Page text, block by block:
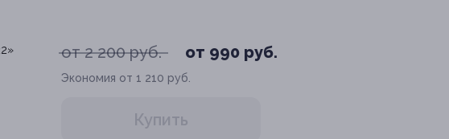
от 2 200 руб. от 990 руб.
Экономия от 1 210 руб.
Купить